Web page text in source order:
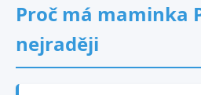
Proč má maminka
nejraději